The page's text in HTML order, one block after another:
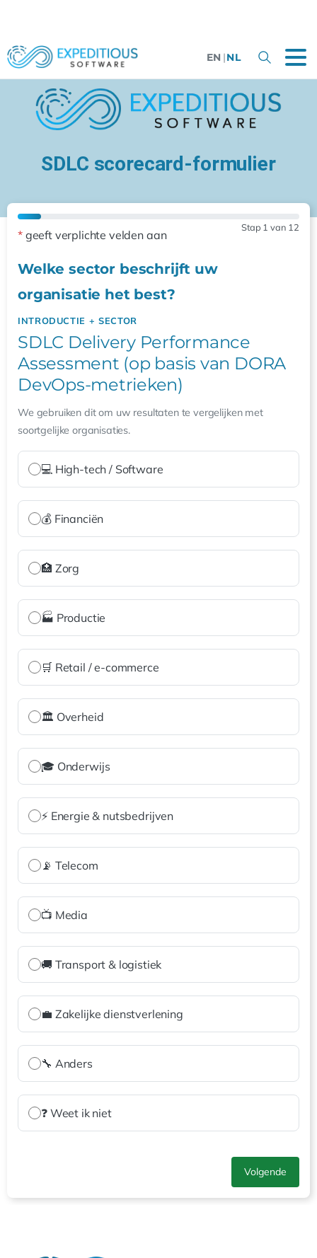
EN |NL
SDLC scorecard-formulier
Stap 1 van 12
*geeft verplichte velden aan
INTRODUCTIE + SECTOR
SDLC Delivery Performance
Assessment (op basis van DORA
DevOps-metrieken)
Welke sector beschrijft uw
organisatie het best?
We gebruiken dit om uw resultaten te vergelijken met
soortgelijke organisaties.
💻 High-tech / Software
💰 Financiën
🏥 Zorg
🏭 Productie
🛒 Retail / e-commerce
🏛️ Overheid
🎓 Onderwijs
⚡ Energie & nutsbedrijven
📡 Telecom
📺 Media
🚚 Transport & logistiek
💼 Zakelijke dienstverlening
🔧 Anders
❓ Weet ik niet
Volgende